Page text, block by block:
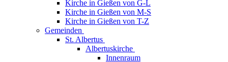
Kirche in Gießen von G-L
Kirche in Gießen von M-S
Kirche in Gießen von T-Z
Gemeinden
St. Albertus
Albertuskirche
Innenraum